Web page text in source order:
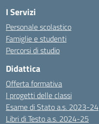
I Servizi
Personale scolastico
Famiglie e studenti
Percorsi di studio
Didattica
Offerta formativa
I progetti delle classi
Esame di Stato a.s. 2023-24
Libri di Testo a.s. 2024-25